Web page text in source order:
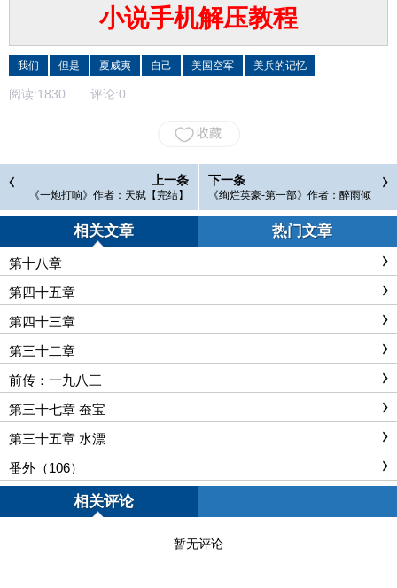
小说手机解压教程
我们 但是 夏威夷 自己 美国空军 美兵的记忆
阅读:1830 评论:0
上一条
《一炮打响》作者：天弑【完结】
下一条
《绚烂英豪-第一部》作者：醉雨倾
城【完结】
相关文章 热门文章
第十八章
第四十五章
第四十三章
第三十二章
前传：一九八三
第三十七章 蚕宝
第三十五章 水漂
番外（106）
相关评论
暂无评论